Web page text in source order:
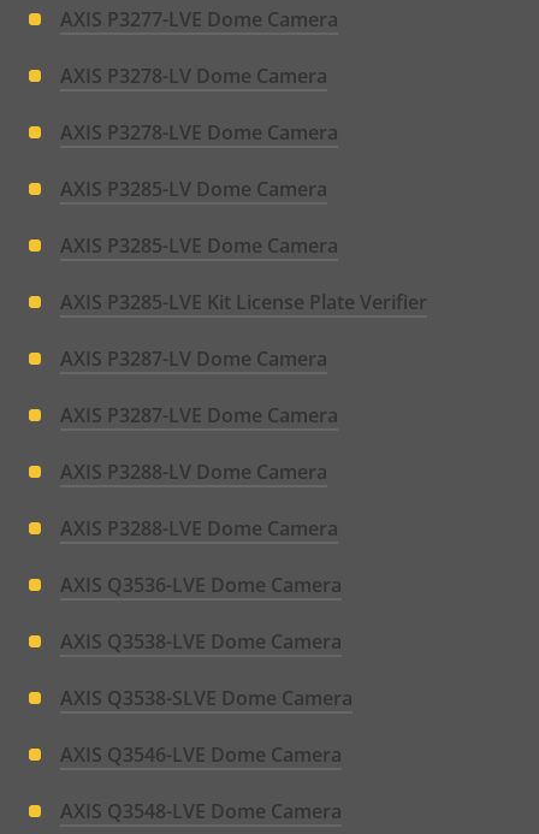
AXIS P3277-LVE Dome Camera
AXIS P3278-LV Dome Camera
AXIS P3278-LVE Dome Camera
AXIS P3285-LV Dome Camera
AXIS P3285-LVE Dome Camera
AXIS P3285-LVE Kit License Plate Verifier
AXIS P3287-LV Dome Camera
AXIS P3287-LVE Dome Camera
AXIS P3288-LV Dome Camera
AXIS P3288-LVE Dome Camera
AXIS Q3536-LVE Dome Camera
AXIS Q3538-LVE Dome Camera
AXIS Q3538-SLVE Dome Camera
AXIS Q3546-LVE Dome Camera
AXIS Q3548-LVE Dome Camera